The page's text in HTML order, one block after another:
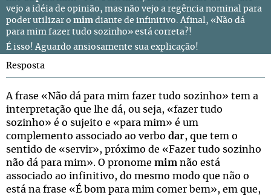
vejo a idéia de opinião, mas não vejo a regência nominal para
poder utilizar o mim diante de infinitivo. Afinal, «Não dá
para mim fazer tudo sozinho» está correta?!
É isso! Aguardo ansiosamente sua explicação!
Resposta
A frase «Não dá para mim fazer tudo sozinho» tem a
interpretação que lhe dá, ou seja, «fazer tudo
sozinho» é o sujeito e «para mim» é um
complemento associado ao verbo dar, que tem o
sentido de «servir», próximo de «Fazer tudo sozinho
não dá para mim». O pronome mim não está
associado ao infinitivo, do mesmo modo que não o
está na frase «É bom para mim comer bem», em que,